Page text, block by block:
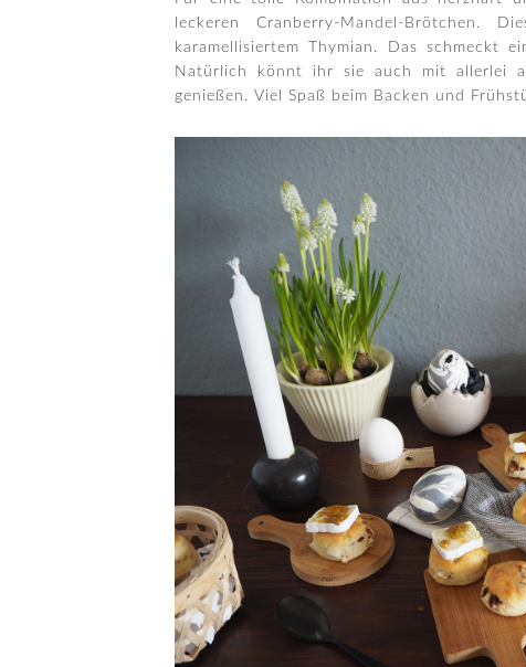
leckeren Cranberry-Mandel-Brötchen.
karamellisiertem Thymian. Das
Natürlich könnt ihr sie auch mit allerlei
genießen. Viel Spaß beim Backen und